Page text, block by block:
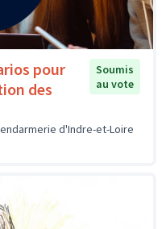
pour
des
Soumis
au vote
d'Indre-et-Loire